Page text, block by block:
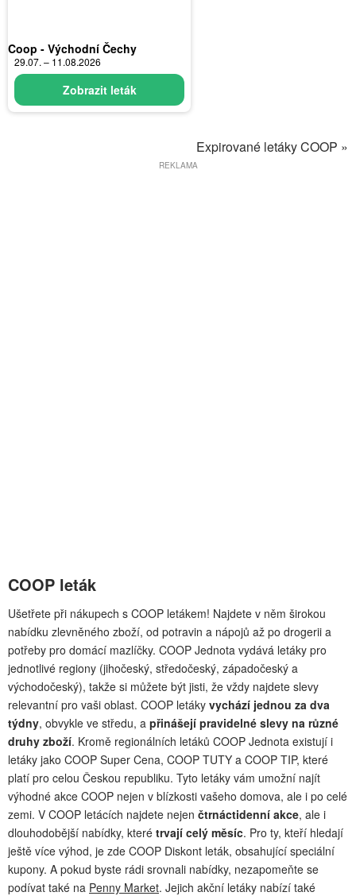
Coop - Východní Čechy
29.07. – 11.08.2026
Zobrazit leták
Expirované letáky COOP »
REKLAMA
COOP leták
Ušetřete při nákupech s COOP letákem! Najdete v něm širokou
nabídku zlevněného zboží, od potravin a nápojů až po drogerii a
potřeby pro domácí mazlíčky. COOP Jednota vydává letáky pro
jednotlivé regiony (jihočeský, středočeský, západočeský a
východočeský), takže si můžete být jisti, že vždy najdete slevy
relevantní pro vaši oblast. COOP letáky vychází jednou za dva
týdny, obvykle ve středu, a přinášejí pravidelné slevy na různé
druhy zboží. Kromě regionálních letáků COOP Jednota existují i
letáky jako COOP Super Cena, COOP TUTY a COOP TIP, které
platí pro celou Českou republiku. Tyto letáky vám umožní najít
výhodné akce COOP nejen v blízkosti vašeho domova, ale i po celé
zemi. V COOP letácích najdete nejen čtrnáctidenní akce, ale i
dlouhodobější nabídky, které trvají celý měsíc. Pro ty, kteří hledají
ještě více výhod, je zde COOP Diskont leták, obsahující speciální
kupony. A pokud byste rádi srovnali nabídky, nezapomeňte se
podívat také na Penny Market. Jejich akční letáky nabízí také